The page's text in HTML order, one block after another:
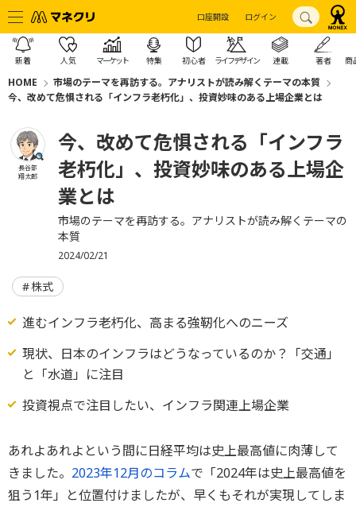
口座開設 ログイン
新着 人気 マーケット 特集 初心者 ライフデザイン 連載 著者 商
HOME
市場のテーマを再訪する。アナリストが読み解くテーマの本質
今、改めて危惧される「インフラ老朽化」、投資妙味のある上場企業とは
長谷部
翔太郎
今、改めて危惧される「インフラ
老朽化」、投資妙味のある上場企
業とは
市場のテーマを再訪する。アナリストが読み解くテーマの
本質
2024/02/21
株式
進むインフラ老朽化、高まる強靭化へのニーズ
現状、日本のインフラはどうなっているのか？「交通」
と「水道」に注目
投資視点で注目したい、インフラ関連上場企業
あれよあれよという間に日経平均は史上最高値に肉薄して
きました。 2023年12月のコラムで「2024年は史上最高値を
狙う1年」と位置付けましたが、早くもそれが実現してしま